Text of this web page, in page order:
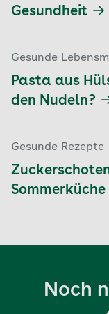
Gesundheit
Gesunde
Pasta aus
den Nudeln?
Gesunde Rezepte
Sommerküche
Noch